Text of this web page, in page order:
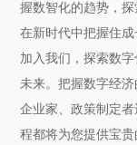
握数智化的趋势，
在新时代中把握住成
加入我们，探索数
未来。把握数字经
企业家、政策制定
程都将为您提供宝